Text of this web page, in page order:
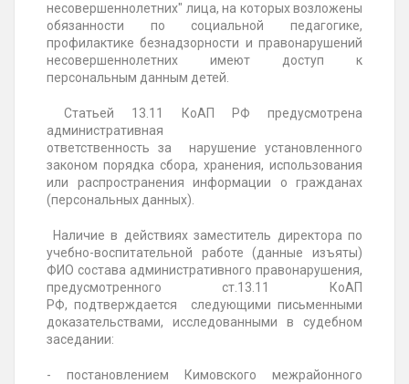
несовершеннолетних" лица, на которых возложены
обязанности по социальной педагогике,
профилактике безнадзорности и правонарушений
несовершеннолетних имеют доступ к
персональным данным детей.
Статьей 13.11 КоАП РФ предусмотрена
административная
ответственность за нарушение установленного
законом порядка сбора, хранения, использования
или распространения информации о гражданах
(персональных данных).
Наличие в действиях заместитель директора по
учебно-воспитательной работе (данные изъяты)
ФИО состава административного правонарушения,
предусмотренного ст.13.11 КоАП
РФ, подтверждается следующими письменными
доказательствами, исследованными в судебном
заседании:
- постановлением Кимовского межрайонного